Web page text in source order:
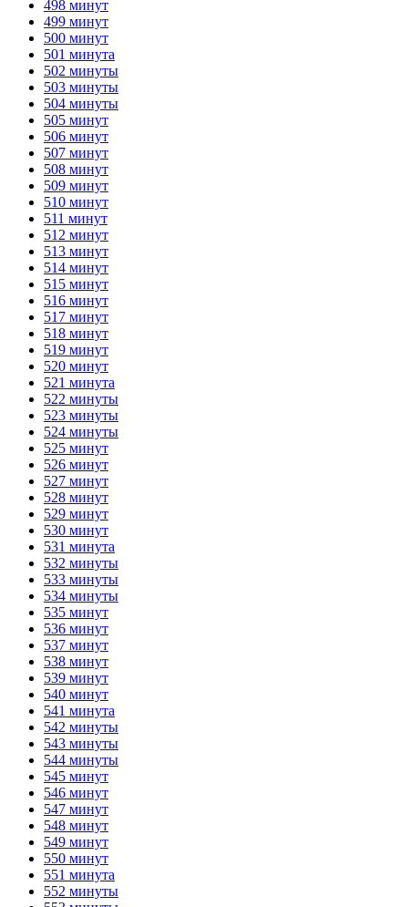
498 минут
499 минут
500 минут
501 минута
502 минуты
503 минуты
504 минуты
505 минут
506 минут
507 минут
508 минут
509 минут
510 минут
511 минут
512 минут
513 минут
514 минут
515 минут
516 минут
517 минут
518 минут
519 минут
520 минут
521 минута
522 минуты
523 минуты
524 минуты
525 минут
526 минут
527 минут
528 минут
529 минут
530 минут
531 минута
532 минуты
533 минуты
534 минуты
535 минут
536 минут
537 минут
538 минут
539 минут
540 минут
541 минута
542 минуты
543 минуты
544 минуты
545 минут
546 минут
547 минут
548 минут
549 минут
550 минут
551 минута
552 минуты